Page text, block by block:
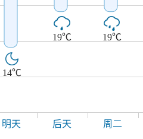
14℃
19℃ 19℃
明天 后天 周二